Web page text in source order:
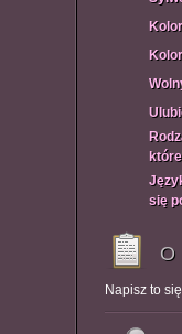
się
O
Napisz to